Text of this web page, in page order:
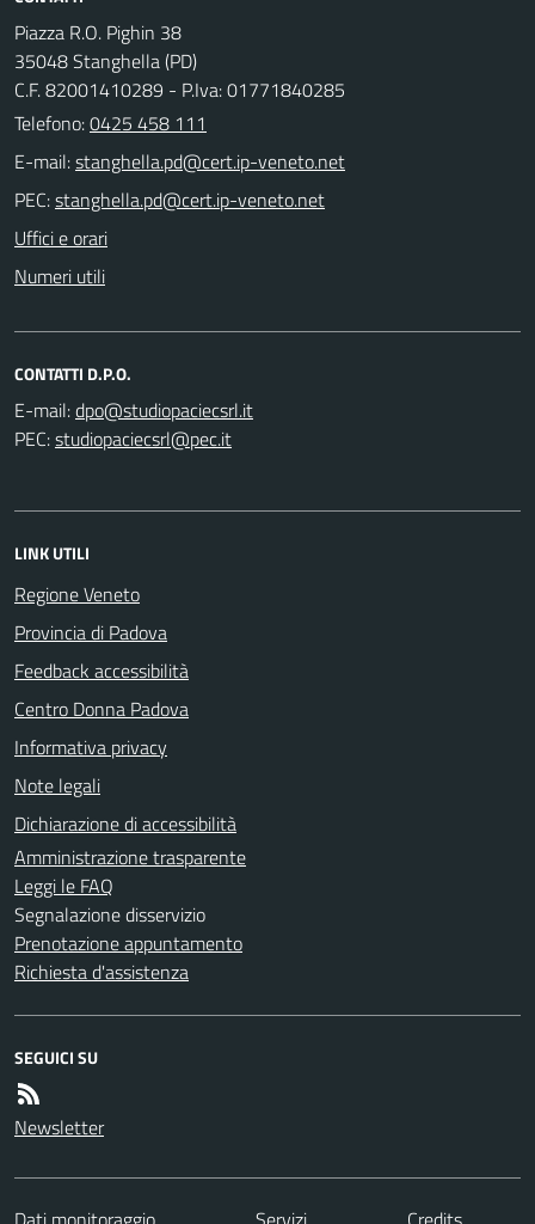
Piazza R.O. Pighin 38
35048 Stanghella (PD)
C.F. 82001410289 - P.Iva: 01771840285
Telefono:0425 458 111
E-mail:
PEC:
Uffici e orari
Numeri utili
CONTATTI D.P.O.
E-mail:
PEC:
LINK UTILI
Regione Veneto
Provincia di Padova
Feedback accessibilità
Centro Donna Padova
Informativa privacy
Note legali
Dichiarazione di accessibilità
Amministrazione trasparente
Leggi le FAQ
Segnalazione disservizio
Prenotazione appuntamento
Richiesta d'assistenza
SEGUICI SU
Newsletter